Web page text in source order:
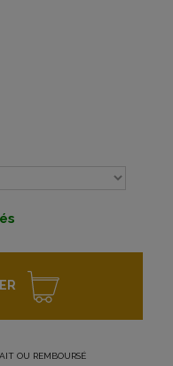
OU REMBOURSÉ